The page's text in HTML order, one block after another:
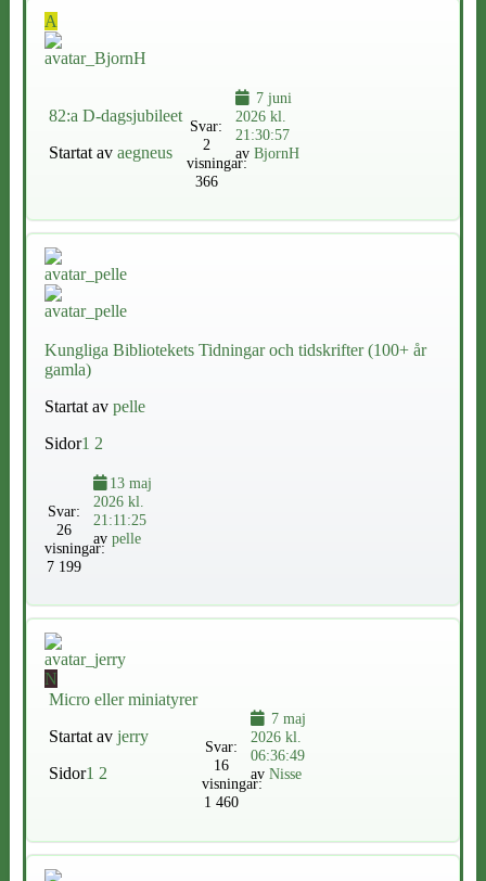
A
82:a D-dagsjubileet
Startat av aegneus
Svar:
2
visningar:
366
7 juni
2026 kl.
21:30:57
av BjornH
Kungliga Bibliotekets Tidningar och tidskrifter (100+ år
gamla)
Startat av pelle
Sidor1 2
Svar:
26
visningar:
7 199
13 maj
2026 kl.
21:11:25
av pelle
N
Micro eller miniatyrer
Startat av jerry
Sidor1 2
Svar:
16
visningar:
1 460
7 maj
2026 kl.
06:36:49
av Nisse